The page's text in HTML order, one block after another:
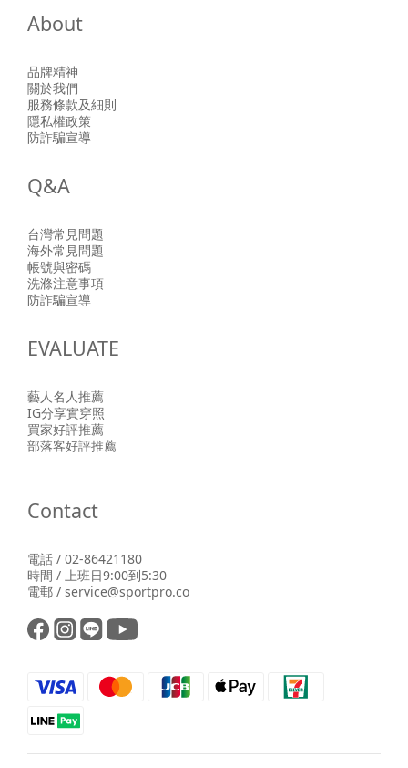
About
品牌精神
關於我們
服務條款及細則
隱私權政策
防詐騙宣導
Q&A
台灣常見問題
海外常見問題
帳號與密碼
洗滌注意事項
防詐騙宣導
EVALUATE
藝人名人推薦
IG分享實穿照
買家好評推薦
部落客好評推薦
Contact
電話 / 02-86421180
時間 / 上班日9:00到5:30
電郵 / service@sportpro.co